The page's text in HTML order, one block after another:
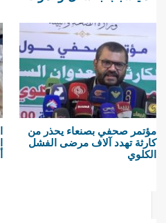
مؤتمر صحفي بصنعاء يحذر من
كارثة تهدد آلاف مرضى الفشل
الكلوي